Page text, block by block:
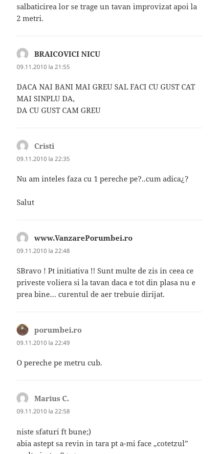
salbaticirea lor se trage un tavan improvizat apoi la
2 metri.
BRAICOVICI NICU
09.11.2010 la 21:55
DACA NAI BANI MAI GREU SAL FACI CU GUST CAT
MAI SINPLU DA,
DA CU GUST CAM GREU
Cristi
09.11.2010 la 22:35
Nu am inteles faza cu 1 pereche pe?..cum adica¿?
Salut
www.VanzarePorumbei.ro
09.11.2010 la 22:48
SBravo ! Pt initiativa !! Sunt multe de zis in ceea ce
priveste voliera si la tavan daca e tot din plasa nu e
prea bine… curentul de aer trebuie dirijat.
porumbei.ro
09.11.2010 la 22:49
O pereche pe metru cub.
Marius C.
09.11.2010 la 22:58
niste sfaturi ft bune;)
abia astept sa revin in tara pt a-mi face „cotetzul”